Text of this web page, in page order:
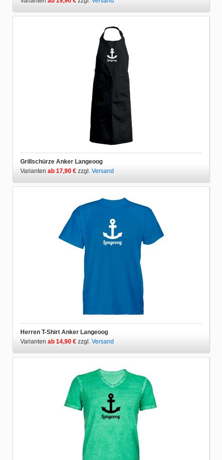
Grillschürze Anker Langeoog
Varianten ab 17,90 € zzgl. Versand
Herren T-Shirt Anker Langeoog
Varianten ab 14,90 € zzgl. Versand